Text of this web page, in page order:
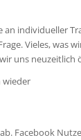
an individueller
Vieles, was
uns neuzeitlich
wieder
Facebook